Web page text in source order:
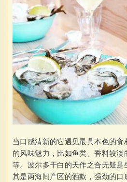
当口感清新的它遇见最具本色的
的风味魅力，比如鱼类、香料较
等。波尔多干白的天作之合无疑
其是两海间产区的酒款，强劲的